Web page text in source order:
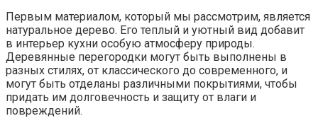
Первым материалом, который мы рассмотрим, является
натуральное дерево. Его теплый и уютный вид добавит
в интерьер кухни особую атмосферу природы.
Деревянные перегородки могут быть выполнены в
разных стилях, от классического до современного, и
могут быть отделаны различными покрытиями, чтобы
придать им долговечность и защиту от влаги и
повреждений.